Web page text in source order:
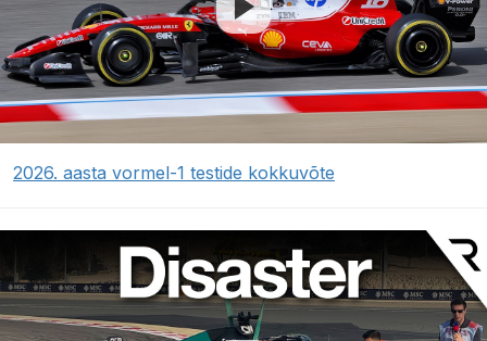
2026. aasta vormel-1 testide kokkuvõte